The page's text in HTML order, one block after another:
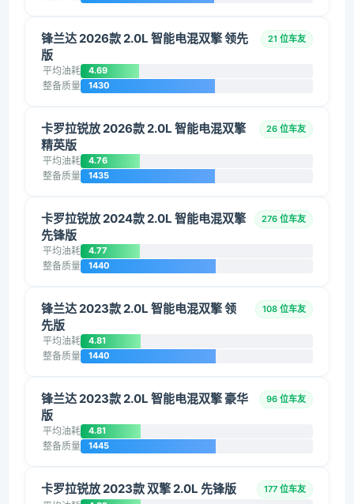
锋兰达 2026款 2.0L 智能电混双擎 领先
版
21 位车友
平均油耗 4.69
整备质量 1430
卡罗拉锐放 2026款 2.0L 智能电混双擎
精英版
26 位车友
平均油耗 4.76
整备质量 1435
卡罗拉锐放 2024款 2.0L 智能电混双擎
先锋版
276 位车友
平均油耗 4.77
整备质量 1440
锋兰达 2023款 2.0L 智能电混双擎 领
先版
108 位车友
平均油耗 4.81
整备质量 1440
锋兰达 2023款 2.0L 智能电混双擎 豪华
版
96 位车友
平均油耗 4.81
整备质量 1445
卡罗拉锐放 2023款 双擎 2.0L 先锋版 177 位车友